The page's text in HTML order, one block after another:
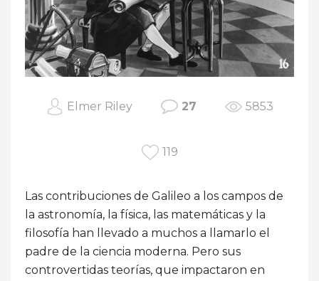
Elmer Riley 27 5853
119
Las contribuciones de Galileo a los campos de
la astronomía, la física, las matemáticas y la
filosofía han llevado a muchos a llamarlo el
padre de la ciencia moderna. Pero sus
controvertidas teorías, que impactaron en